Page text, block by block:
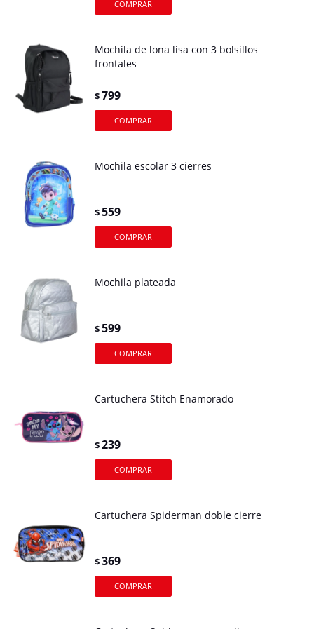
Mochila de lona lisa con 3 bolsillos
frontales
$799
Mochila escolar 3 cierres
$559
Mochila plateada
$599
Cartuchera Stitch Enamorado
$239
Cartuchera Spiderman doble cierre
$369